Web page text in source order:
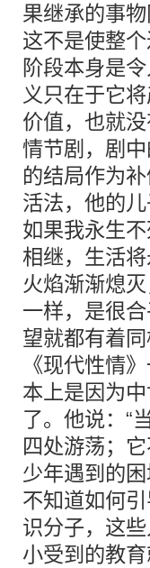
果继承的事
这不是使整
阶段本身是
义只在于它
价值，也就
情节剧，剧
的结局作为
活法，他的
如果我永生
相继，生活
火焰渐渐熄
一样，是很
望就都有着
《现代性情
本上是因为
了。他说：“
四处游荡；
少年遇到的
不知道如何
识分子，这
小受到的教